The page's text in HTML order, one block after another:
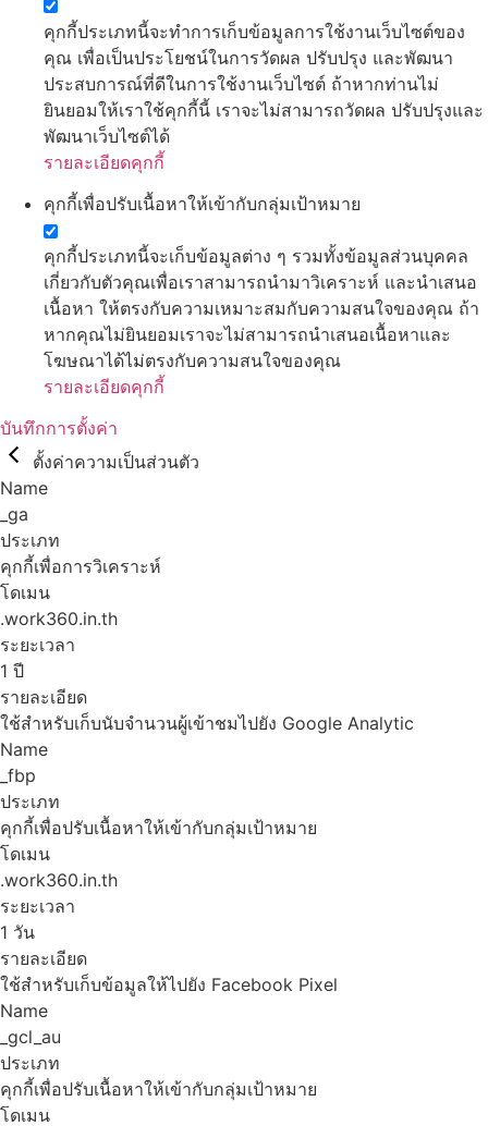
คุกกี้ประเภทนี้จะทำการเก็บข้อมูลการใช้งานเว็บไซต์ของ
คุณ เพื่อเป็นประโยชน์ในการวัดผล ปรับปรุง และพัฒนา
ประสบการณ์ที่ดีในการใช้งานเว็บไซต์ ถ้าหากท่านไม่
ยินยอมให้เราใช้คุกกี้นี้ เราจะไม่สามารถวัดผล ปรับปรุงและ
พัฒนาเว็บไซต์ได้
รายละเอียดคุกกี้
คุกกี้เพื่อปรับเนื้อหาให้เข้ากับกลุ่มเป้าหมาย
คุกกี้ประเภทนี้จะเก็บข้อมูลต่าง ๆ รวมทั้งข้อมูลส่วนบุคคล
เกี่ยวกับตัวคุณเพื่อเราสามารถนำมาวิเคราะห์ และนำเสนอ
เนื้อหา ให้ตรงกับความเหมาะสมกับความสนใจของคุณ ถ้า
หากคุณไม่ยินยอมเราจะไม่สามารถนำเสนอเนื้อหาและ
โฆษณาได้ไม่ตรงกับความสนใจของคุณ
รายละเอียดคุกกี้
บันทึกการตั้งค่า
ตั้งค่าความเป็นส่วนตัว
Name
_ga
ประเภท
คุกกี้เพื่อการวิเคราะห์
โดเมน
.work360.in.th
ระยะเวลา
1 ปี
รายละเอียด
ใช้สำหรับเก็บนับจำนวนผู้เข้าชมไปยัง Google Analytic
Name
_fbp
ประเภท
คุกกี้เพื่อปรับเนื้อหาให้เข้ากับกลุ่มเป้าหมาย
โดเมน
.work360.in.th
ระยะเวลา
1 วัน
รายละเอียด
ใช้สำหรับเก็บข้อมูลให้ไปยัง Facebook Pixel
Name
_gcl_au
ประเภท
คุกกี้เพื่อปรับเนื้อหาให้เข้ากับกลุ่มเป้าหมาย
โดเมน